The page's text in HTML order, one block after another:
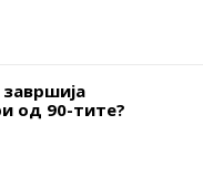
од 90-тите?